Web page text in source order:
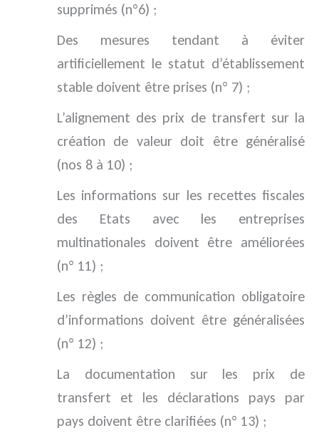
supprimés (n°6) ;
Des mesures tendant à éviter
artificiellement le statut d’établissement
stable doivent être prises (n° 7) ;
L’alignement des prix de transfert sur la
création de valeur doit être généralisé
(nos 8 à 10) ;
Les informations sur les recettes fiscales
des Etats avec les entreprises
multinationales doivent être améliorées
(n° 11) ;
Les règles de communication obligatoire
d’informations doivent être généralisées
(n° 12) ;
La documentation sur les prix de
transfert et les déclarations pays par
pays doivent être clarifiées (n° 13) ;